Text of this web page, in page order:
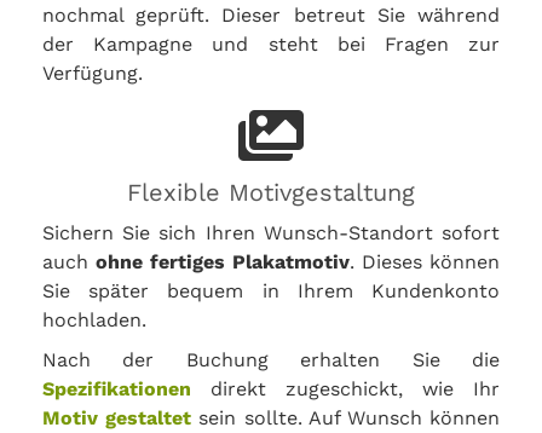
nochmal geprüft. Dieser betreut Sie während
der Kampagne und steht bei Fragen zur
Verfügung.
Flexible Motivgestaltung
Sichern Sie sich Ihren Wunsch-Standort sofort
auch ohne fertiges Plakatmotiv. Dieses können
Sie später bequem in Ihrem Kundenkonto
hochladen.
Nach der Buchung erhalten Sie die
Spezifikationen direkt zugeschickt, wie Ihr
Motiv gestaltet sein sollte. Auf Wunsch können